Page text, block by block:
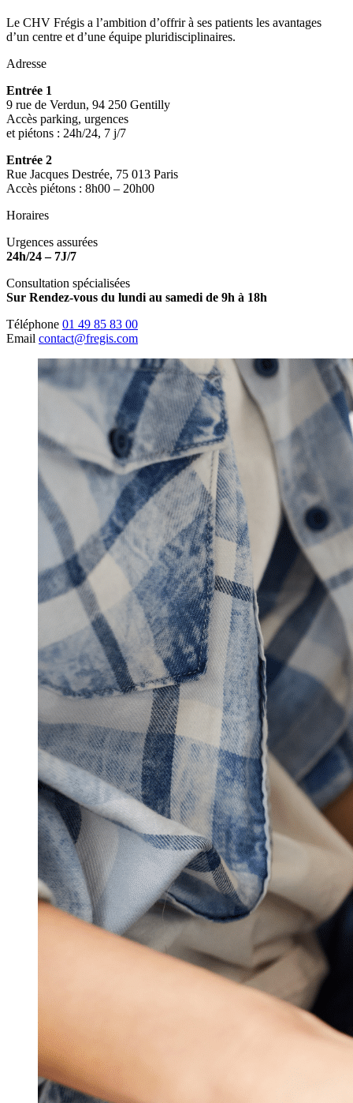
Le CHV Frégis a l’ambition d’offrir à ses patients les avantages
d’un centre et d’une équipe pluridisciplinaires.
Adresse
Entrée 1
9 rue de Verdun, 94 250 Gentilly
Accès parking, urgences
et piétons : 24h/24, 7 j/7
Entrée 2
Rue Jacques Destrée, 75 013 Paris
Accès piétons : 8h00 – 20h00
Horaires
Urgences assurées
24h/24 – 7J/7
Consultation spécialisées
Sur Rendez-vous du lundi au samedi de 9h à 18h
Téléphone 01 49 85 83 00
Email contact@fregis.com